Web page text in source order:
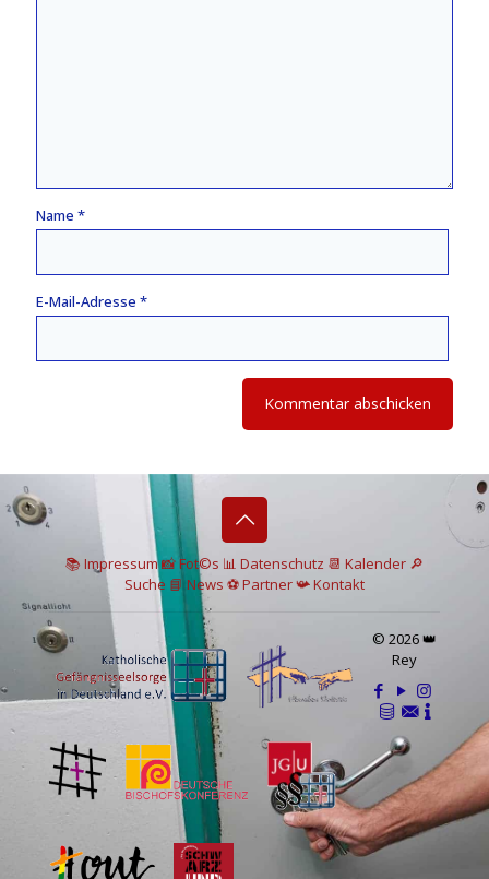
Name *
E-Mail-Adresse *
📚 Impressum📸Fot©s 📊 Datenschutz 📆 Kalender 🔎
Suche 📘 News ⚽Partner📯Kontakt
© 2026 👑
Rey